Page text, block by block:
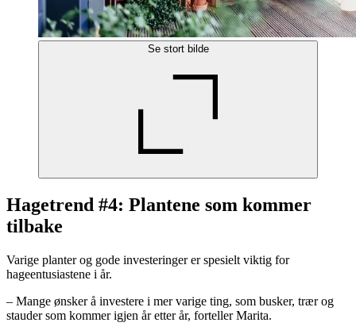
Se stort bilde
Hagetrend #4: Plantene som kommer
tilbake
Varige planter og gode investeringer er spesielt viktig for
hageentusiastene i år.
– Mange ønsker å investere i mer varige ting, som busker, trær og
stauder som kommer igjen år etter år, forteller Marita.